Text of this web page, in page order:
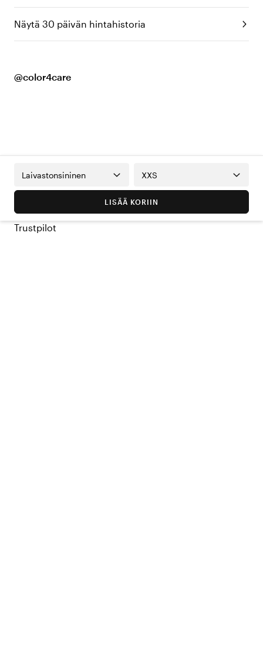
Näytä 30 päivän hintahistoria
@color4care
Laivastonsininen XXS
LISÄÄ KORIIN
Trustpilot